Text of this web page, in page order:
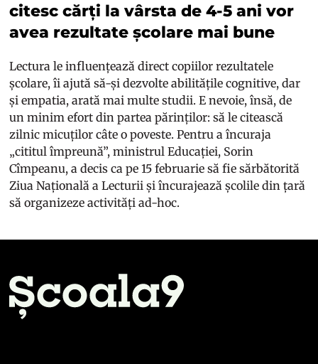
citesc cărți la vârsta de 4-5 ani vor
avea rezultate școlare mai bune
Lectura le influențează direct copiilor rezultatele
școlare, îi ajută să-și dezvolte abilitățile cognitive, dar
și empatia, arată mai multe studii. E nevoie, însă, de
un minim efort din partea părinților: să le citească
zilnic micuților câte o poveste. Pentru a încuraja
„cititul împreună”, ministrul Educației, Sorin
Cîmpeanu, a decis ca pe 15 februarie să fie sărbătorită
Ziua Națională a Lecturii și încurajează școlile din țară
să organizeze activități ad-hoc.